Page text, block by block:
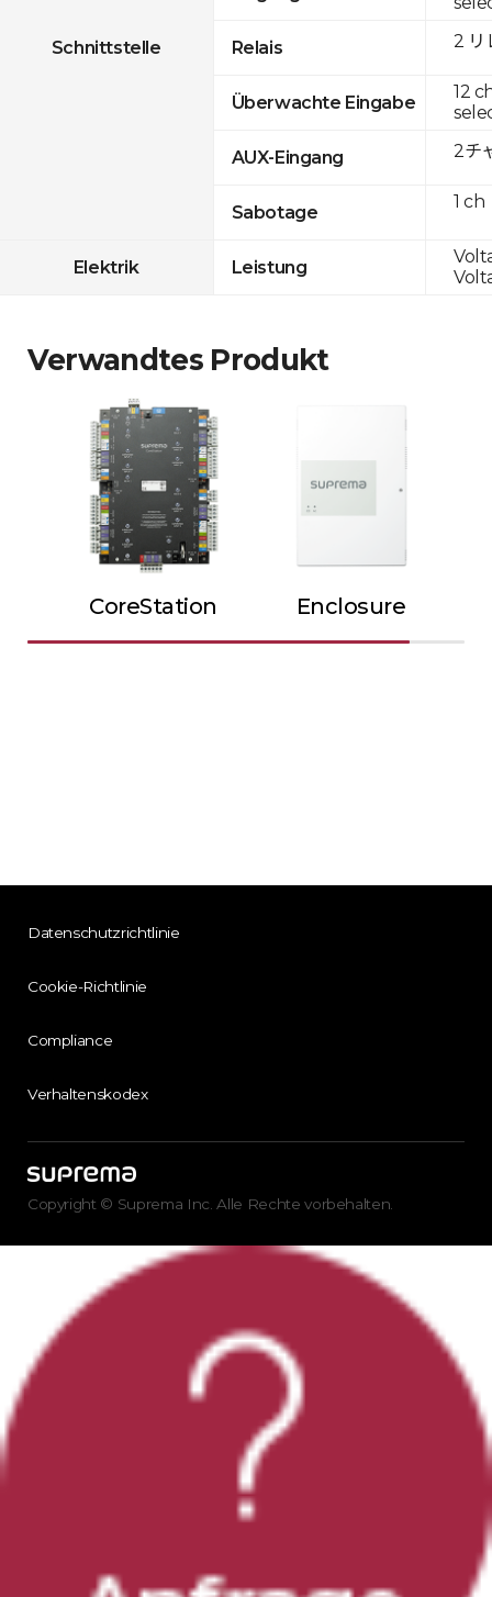
Schnittstelle Relais
Überwachte Eingabe
AUX-Eingang
Sabotage
Elektrik Leistung
2 リ
12
2チ
1 ch
Verwandtes Produkt
CoreStation Enclosure
Datenschutzrichtlinie
Cookie-Richtlinie
Compliance
Verhaltenskodex
Copyright © Suprema Inc. Alle Rechte vorbehalten.